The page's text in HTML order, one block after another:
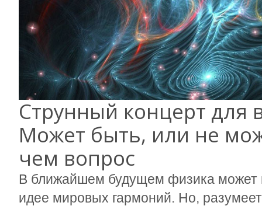
Струнный концерт для
Может быть, или не
чем вопрос
В ближайшем будущем физика может
идее мировых гармоний. Но,